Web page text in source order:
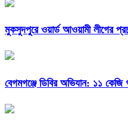
মুকসুদপুরে ওয়ার্ড আওয়ামী লীগের
বেগমগঞ্জে ডিবির অভিযান: ১১